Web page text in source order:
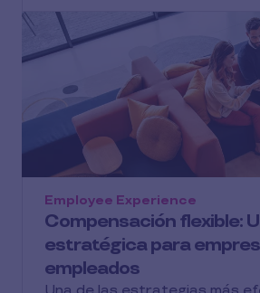
Compensación flexible:
estratégica para
empleados
Employee Experience